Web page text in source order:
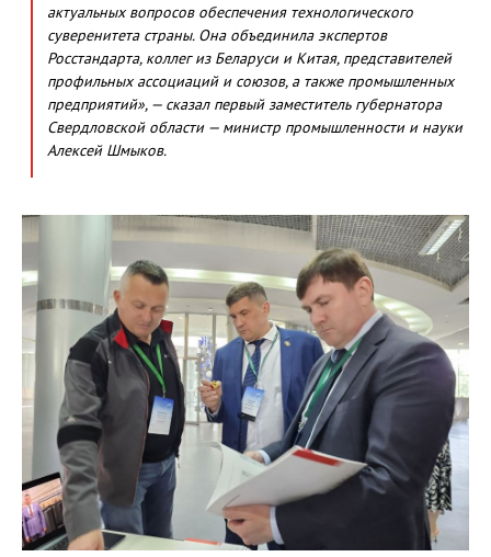
актуальных вопросов обеспечения технологического
суверенитета страны. Она объединила экспертов
Росстандарта, коллег из Беларуси и Китая, представителей
профильных ассоциаций и союзов, а также промышленных
предприятий», — сказал первый заместитель губернатора
Свердловской области — министр промышленности и науки
Алексей Шмыков.